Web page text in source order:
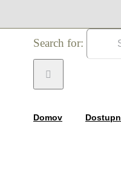
Search for:
Domov